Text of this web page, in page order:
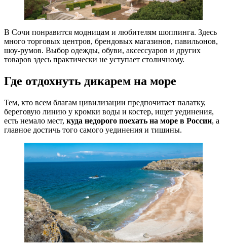
В Сочи понравится модницам и любителям шоппинга. Здесь
много торговых центров, брендовых магазинов, павильонов,
шоу-румов. Выбор одежды, обуви, аксессуаров и других
товаров здесь практически не уступает столичному.
Где отдохнуть дикарем на море
Тем, кто всем благам цивилизации предпочитает палатку,
береговую линию у кромки воды и костер, ищет уединения,
есть немало мест, куда недорого поехать на море в России, а
главное достичь того самого уединения и тишины.